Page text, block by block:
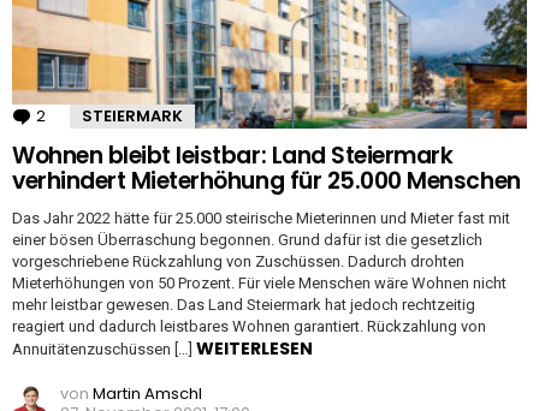
2 Kommentare
STEIERMARK
Wohnen bleibt leistbar: Land Steiermark
verhindert Mieterhöhung für 25.000 Menschen
Das Jahr 2022 hätte für 25.000 steirische Mieterinnen und Mieter fast mit
einer bösen Überraschung begonnen. Grund dafür ist die gesetzlich
vorgeschriebene Rückzahlung von Zuschüssen. Dadurch drohten
Mieterhöhungen von 50 Prozent. Für viele Menschen wäre Wohnen nicht
mehr leistbar gewesen. Das Land Steiermark hat jedoch rechtzeitig
reagiert und dadurch leistbares Wohnen garantiert. Rückzahlung von
Annuitätenzuschüssen […] WEITERLESEN
von Martin Amschl